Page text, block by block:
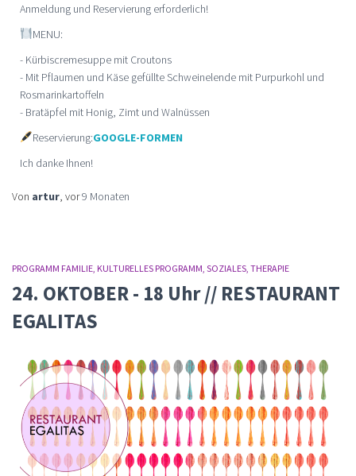
Anmeldung und Reservierung erforderlich!
MENU:
- Kürbiscremesuppe mit Croutons
- Mit Pflaumen und Käse gefüllte Schweinelende mit Purpurkohl und
Rosmarinkartoffeln
- Bratäpfel mit Honig, Zimt und Walnüssen
Reservierung:GOOGLE-FORMEN
Ich danke Ihnen!
Von artur, vor9 Monaten
PROGRAMM FAMILIE KULTURELLES PROGRAMM SOZIALES THERAPIE
24. OKTOBER - 18 Uhr // RESTAURANT
EGALITAS